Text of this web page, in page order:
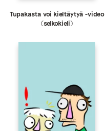
Tupakasta voi kieltäytyä -video
(selkokieli)